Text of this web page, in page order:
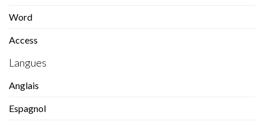
Word
Access
Langues
Anglais
Espagnol